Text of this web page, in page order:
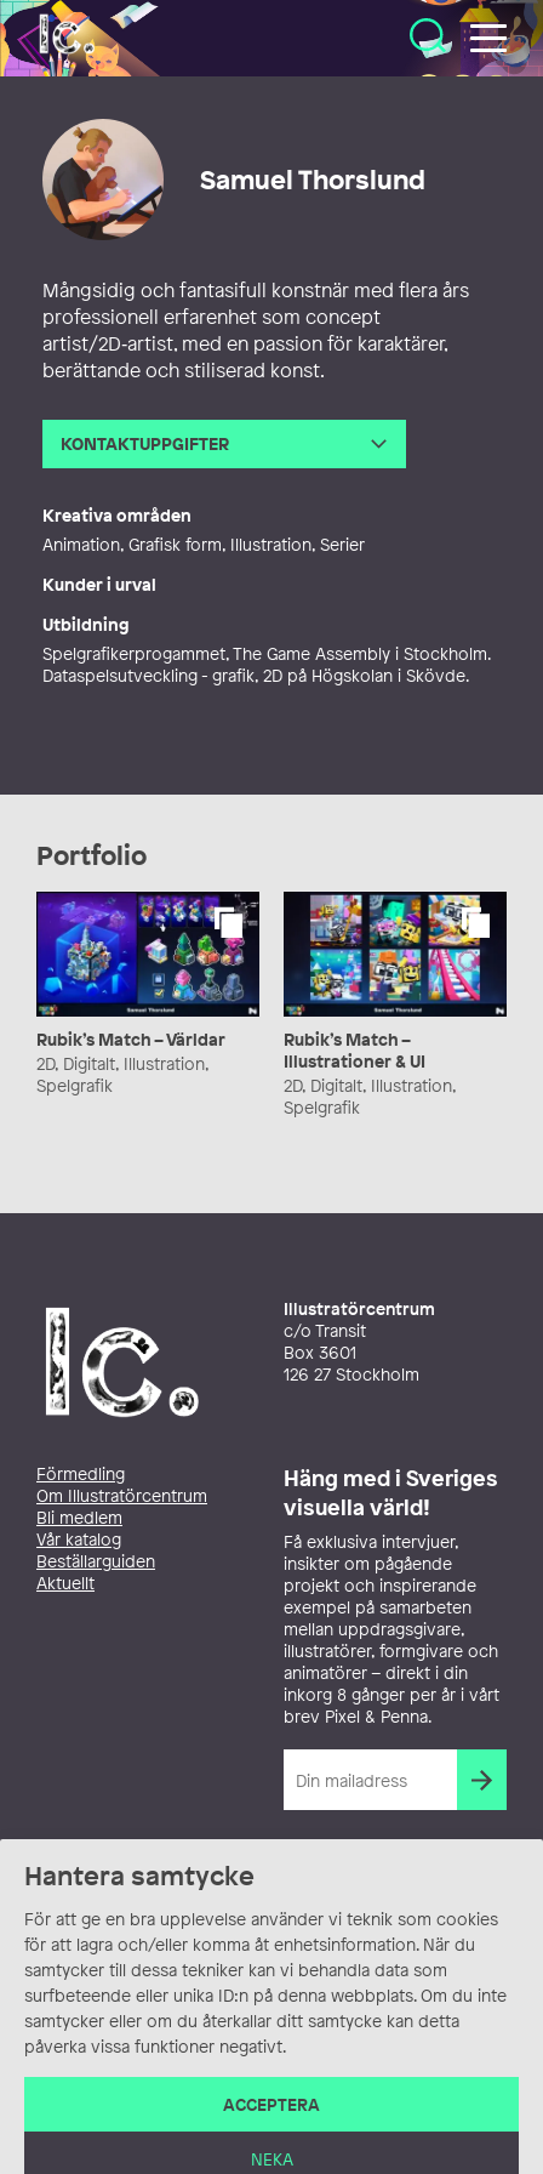
Hantera samtycke
För att ge en bra upplevelse använder vi teknik som cookies
för att lagra och/eller komma åt enhetsinformation. När du
samtycker till dessa tekniker kan vi behandla data som
surfbeteende eller unika ID:n på denna webbplats. Om du inte
samtycker eller om du återkallar ditt samtycke kan detta
påverka vissa funktioner negativt.
ACCEPTERA
NEKA
Illustratörcentrum
Samuel Thorslund
Mångsidig och fantasifull konstnär med flera års
professionell erfarenhet som concept
artist/2D‑artist, med en passion för karaktärer,
berättande och stiliserad konst.
KONTAKTUPPGIFTER
com/
Kreativa områden
Animation, Grafisk form, Illustration, Serier
Kunder i urval
Utbildning
Spelgrafikerprogammet, The Game Assembly i Stockholm.
Dataspelsutveckling - grafik, 2D på Högskolan i Skövde.
Portfolio
Rubik’s Match – Världar
2D, Digitalt, Illustration,
Spelgrafik
Rubik’s Match –
Illustrationer & UI
2D, Digitalt, Illustration,
Spelgrafik
Illustratörcentrum
c/o Transit
Box 3601
126 27 Stockholm
Förmedling
Om Illustratörcentrum
Bli medlem
Vår katalog
Beställarguiden
Aktuellt
Häng med i Sveriges
visuella värld!
Få exklusiva intervjuer,
insikter om pågående
projekt och inspirerande
exempel på samarbeten
mellan uppdragsgivare,
illustratörer, formgivare och
animatörer – direkt i din
inkorg 8 gånger per år i vårt
brev Pixel & Penna.